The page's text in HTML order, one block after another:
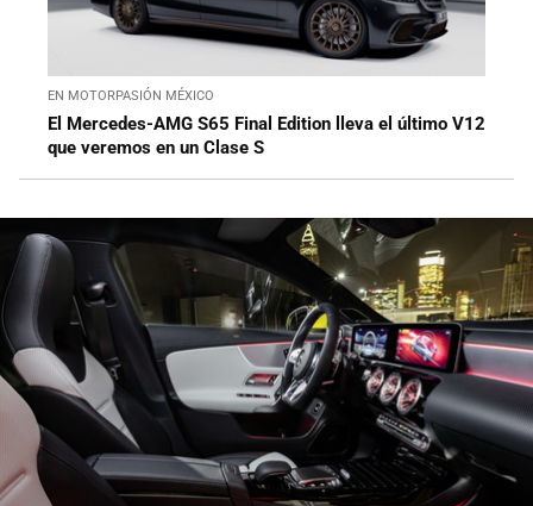
EN MOTORPASIÓN MÉXICO
El Mercedes-AMG S65 Final Edition lleva el último V12
que veremos en un Clase S